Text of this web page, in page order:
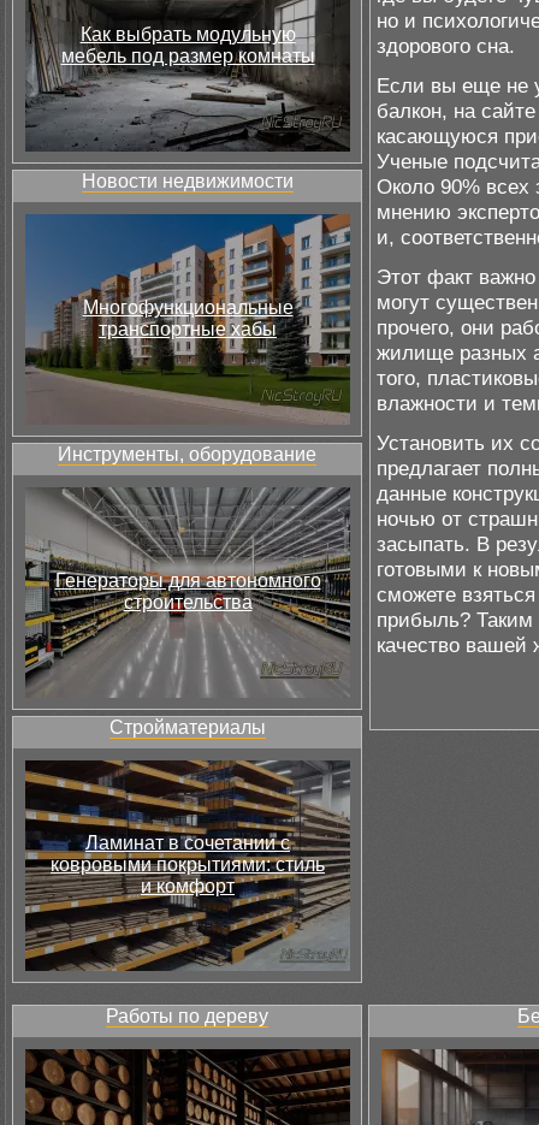
Как выбрать модульную
мебель под размер комнаты
Новости недвижимости
Многофункциональные
транспортные хабы
Инструменты, оборудование
Генераторы для автономного
строительства
Стройматериалы
Ламинат в сочетании с
ковровыми покрытиями: стиль
и комфорт
но и
здорового сна.
Если вы еще не
балкон, на
касающуюся
Ученые
Около 90% всех
мнению
и,
Этот факт
могут
прочего, они
жилище разных
того,
влажности и
Установить их
предлагает
данные
ночью от
засыпать. В
готовыми к
сможете
прибыль?
качество вашей
Работы по дереву